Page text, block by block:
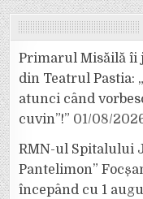
Primarul Misăilă îi
din Teatrul Pastia:
atunci când
cuvin”!” 01/08/
RMN-ul Spitalului
Pantelimon”
începând cu 1